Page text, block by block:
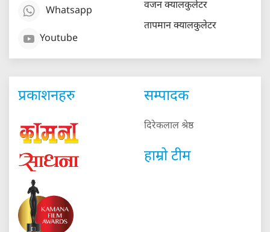
Whatsapp
Youtube
वजन क्यालकुलेटर
तापमान क्यालकुलेटर
प्रकाशनहरु सम्पादक
दिरेकलाल श्रेष्ठ
हाम्रो टीम